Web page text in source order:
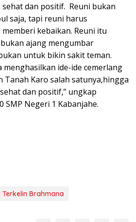
dan positif. Reuni bukan
saja, tapi reuni harus
kebaikan. Reuni itu
ajang mengumbar
untuk bikin sakit teman.
menghasilkan ide-ide cemerlang
Tanah Karo salah satunya,hingga
dan positif,” ungkap
SMP Negeri 1 Kabanjahe.
Terkelin Brahmana